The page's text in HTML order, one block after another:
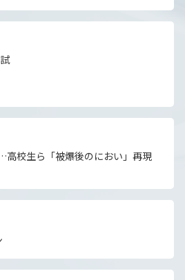
校生ら「被爆後のにおい」再現